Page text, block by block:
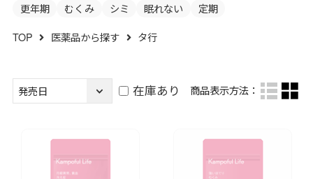
更年期 むくみ シミ 眠れない 定期
TOP 医薬品から探す タ行
在庫あり 商品表示方法：